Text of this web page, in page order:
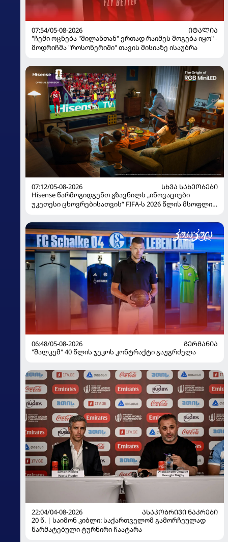
07:54/05-08-2026
ᲘᲢᲐᲚᲘᲐ
"ჩემი ოცნება "მილანთან" ერთად რაიმეს მოგება იყო" -
მოდრიჩმა "როსონერიში" თავის მისიაზე ისაუბრა
07:12/05-08-2026
ᲡᲮᲕᲐ ᲡᲐᲮᲔᲝᲑᲔᲑᲘ
Hisense წარმოგიდგენთ გზავნილს „ინოვაციები
უკეთესი ცხოვრებისათვის“ FIFA-ს 2026 წლის მსოფლიო
06:48/05-08-2026
ᲒᲔᲠᲛᲐᲜᲘᲐ
"შალკემ" 40 წლის ჯეკოს კონტრაქტი გაუგრძელა
22:04/04-08-2026
ᲐᲡᲐᲙᲝᲑᲠᲘᲕᲘ ᲜᲐᲙᲠᲔᲑᲘ
20 წ. | საიმონ კიბლი: საქართველომ გამორჩეულად
წარმატებული ტურნირი ჩაატარა